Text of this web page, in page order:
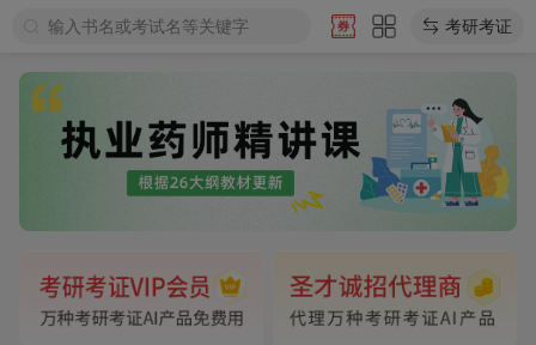
输入书名或考试名等关键字 考研考证